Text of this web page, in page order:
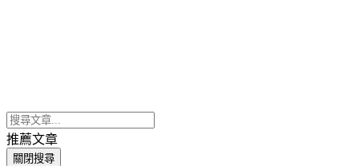
推薦文章
關閉搜尋